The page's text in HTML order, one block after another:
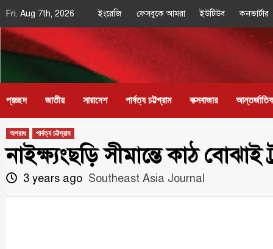
Skip
content
Fri. Aug 7th, 2026 ইংরেজি ফেসবুকে আমরা ইউটিউব কনভার্টার
Southeast
Asia Journal
IN SEARCH OF THE TRUTH
প্রচ্ছদ জাতীয় সারাদেশ পার্বত্য চট্টগ্রাম কক্সবাজার
অপরাধ পার্বত্য চট্টগ্রাম
নাইক্ষ‍্যংছড়ি সীমান্তে কাঠ
3 years ago Southeast Asia Journal